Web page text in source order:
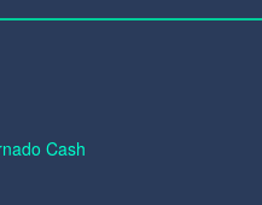
Cash